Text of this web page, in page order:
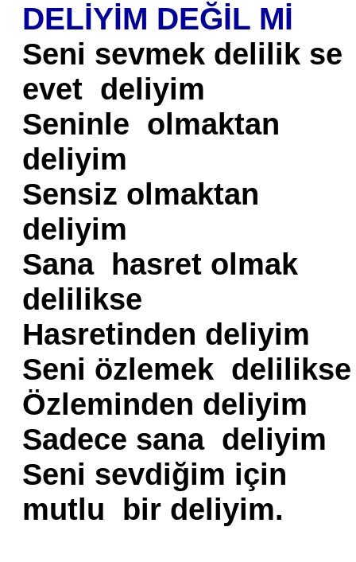
DELİYİM DEĞİL Mİ
Seni sevmek delilik se
evet deliyim
Seninle olmaktan
deliyim
Sensiz olmaktan
deliyim
Sana hasret olmak
delilikse
Hasretinden deliyim
Seni özlemek delilikse
Özleminden deliyim
Sadece sana deliyim
Seni sevdiğim için
mutlu bir deliyim.